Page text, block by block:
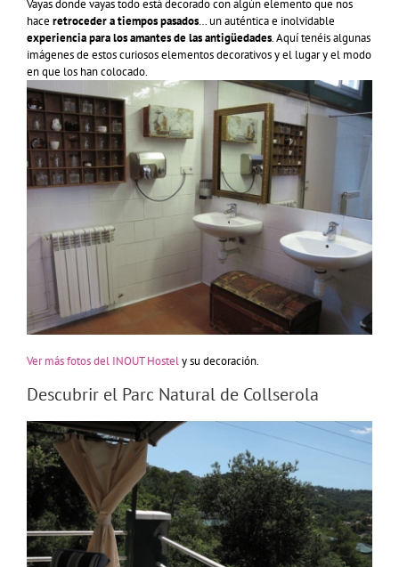
Vayas donde vayas todo está decorado con algún elemento que nos
hace retroceder a tiempos pasados… un auténtica e inolvidable
experiencia para los amantes de las antigüedades. Aquí tenéis algunas
imágenes de estos curiosos elementos decorativos y el lugar y el modo
en que los han colocado.
Ver más fotos del INOUT Hostely su decoración.
Descubrir el Parc Natural de Collserola